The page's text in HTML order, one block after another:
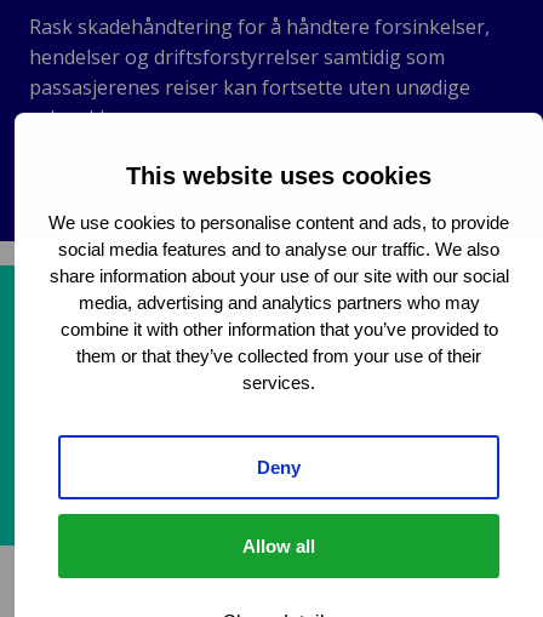
This website uses cookies
We use cookies to personalise content and ads, to provide
social media features and to analyse our traffic. We also
share information about your use of our site with our social
media, advertising and analytics partners who may
combine it with other information that you’ve provided to
them or that they’ve collected from your use of their
services.
Deny
Allow all
Rask skadehåndtering for å håndtere forsinkelser,
hendelser og driftsforstyrrelser samtidig som
passasjerenes reiser kan fortsette uten unødige
avbrudd.
Håndtere store volumer med
konsistens
Effektiv behandling av høye skadevolumer samtidig